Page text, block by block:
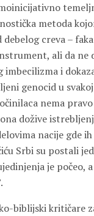
metoda
creva –
ali da ne
imbecilizma i
genocid u
nema
dožive
nacije gde
Srbi su postali
je počeo,
biblijski kritičare